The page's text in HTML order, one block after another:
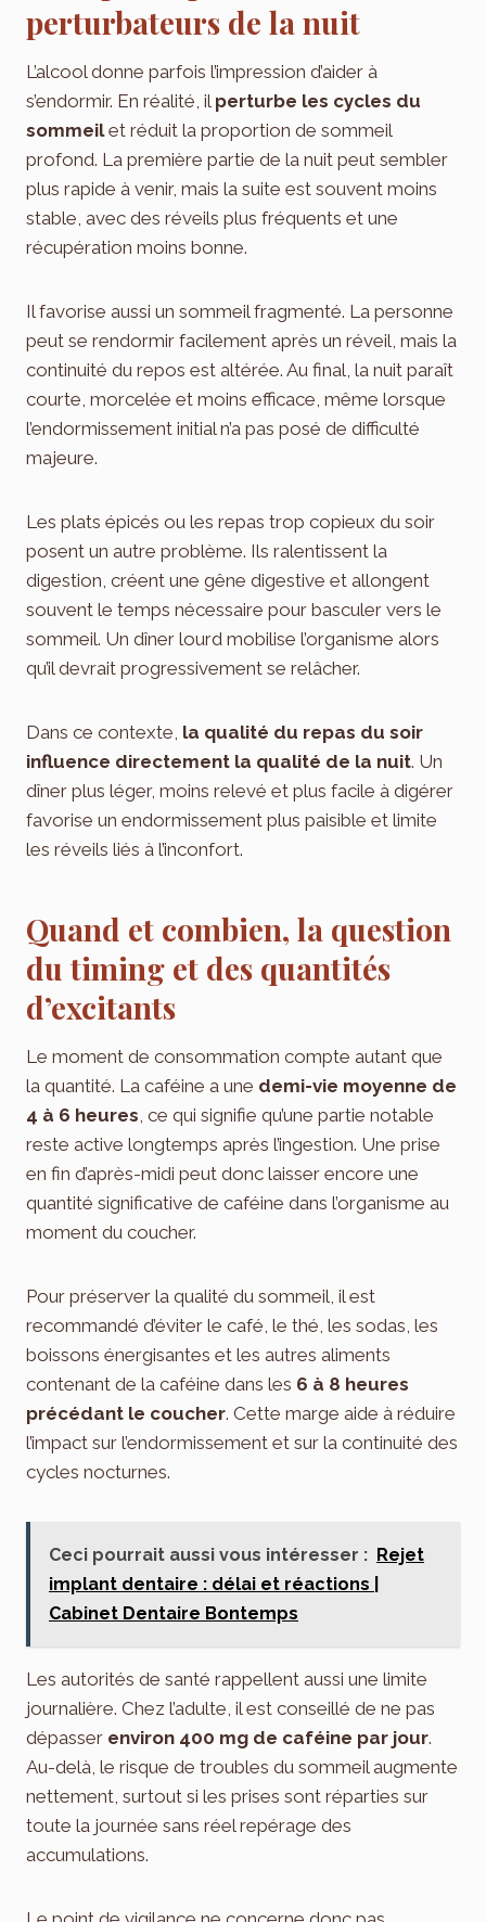
perturbateurs de la nuit
L’alcool donne parfois l’impression d’aider à
s’endormir. En réalité, il perturbe les cycles du
sommeilet réduit la proportion de sommeil
profond. La première partie de la nuit peut sembler
plus rapide à venir, mais la suite est souvent moins
stable, avec des réveils plus fréquents et une
récupération moins bonne.
Il favorise aussi un sommeil fragmenté. La personne
peut se rendormir facilement après un réveil, mais la
continuité du repos est altérée. Au final, la nuit paraît
courte, morcelée et moins efficace, même lorsque
l’endormissement initial n’a pas posé de difficulté
majeure.
Les plats épicés ou les repas trop copieux du soir
posent un autre problème. Ils ralentissent la
digestion, créent une gêne digestive et allongent
souvent le temps nécessaire pour basculer vers le
sommeil. Un dîner lourd mobilise l’organisme alors
qu’il devrait progressivement se relâcher.
Dans ce contexte, la qualité du repas du soir
influence directement la qualité de la nuit. Un
dîner plus léger, moins relevé et plus facile à digérer
favorise un endormissement plus paisible et limite
les réveils liés à l’inconfort.
Quand et combien, la question
du timing et des quantités
d’excitants
Le moment de consommation compte autant que
la quantité. La caféine a une demi-vie moyenne de
4 à 6 heures , ce qui signifie qu’une partie notable
reste active longtemps après l’ingestion. Une prise
en fin d’après-midi peut donc laisser encore une
quantité significative de caféine dans l’organisme au
moment du coucher.
Pour préserver la qualité du sommeil, il est
recommandé d’éviter le café, le thé, les sodas, les
boissons énergisantes et les autres aliments
contenant de la caféine dans les 6 à 8 heures
précédant le coucher. Cette marge aide à réduire
l’impact sur l’endormissement et sur la continuité des
cycles nocturnes.
Ceci pourrait aussi vous intéresser : Rejet
implant dentaire : délai et réactions |
Cabinet Dentaire Bontemps
Les autorités de santé rappellent aussi une limite
journalière. Chez l’adulte, il est conseillé de ne pas
dépasser environ 400 mg de caféine par jour.
Au-delà, le risque de troubles du sommeil augmente
nettement, surtout si les prises sont réparties sur
toute la journée sans réel repérage des
accumulations.